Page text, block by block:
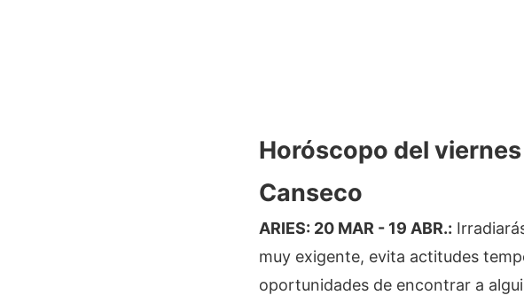
Horóscopo del
Canseco
ARIES: 20 MAR - 19 ABR.:
muy exigente, evita actitudes
oportunidades de encontrar a